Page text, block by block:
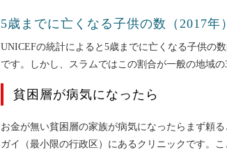
5歳までに亡くなる子供の数（2017
UNICEFの統計によると5歳までに亡くなる子供の
です。しかし、スラムではこの割合が一般の地域の
貧困層が病気になったら
お金が無い貧困層の家族が病気になったらまず頼る
ガイ（最小限の行政区）にあるクリニックです。